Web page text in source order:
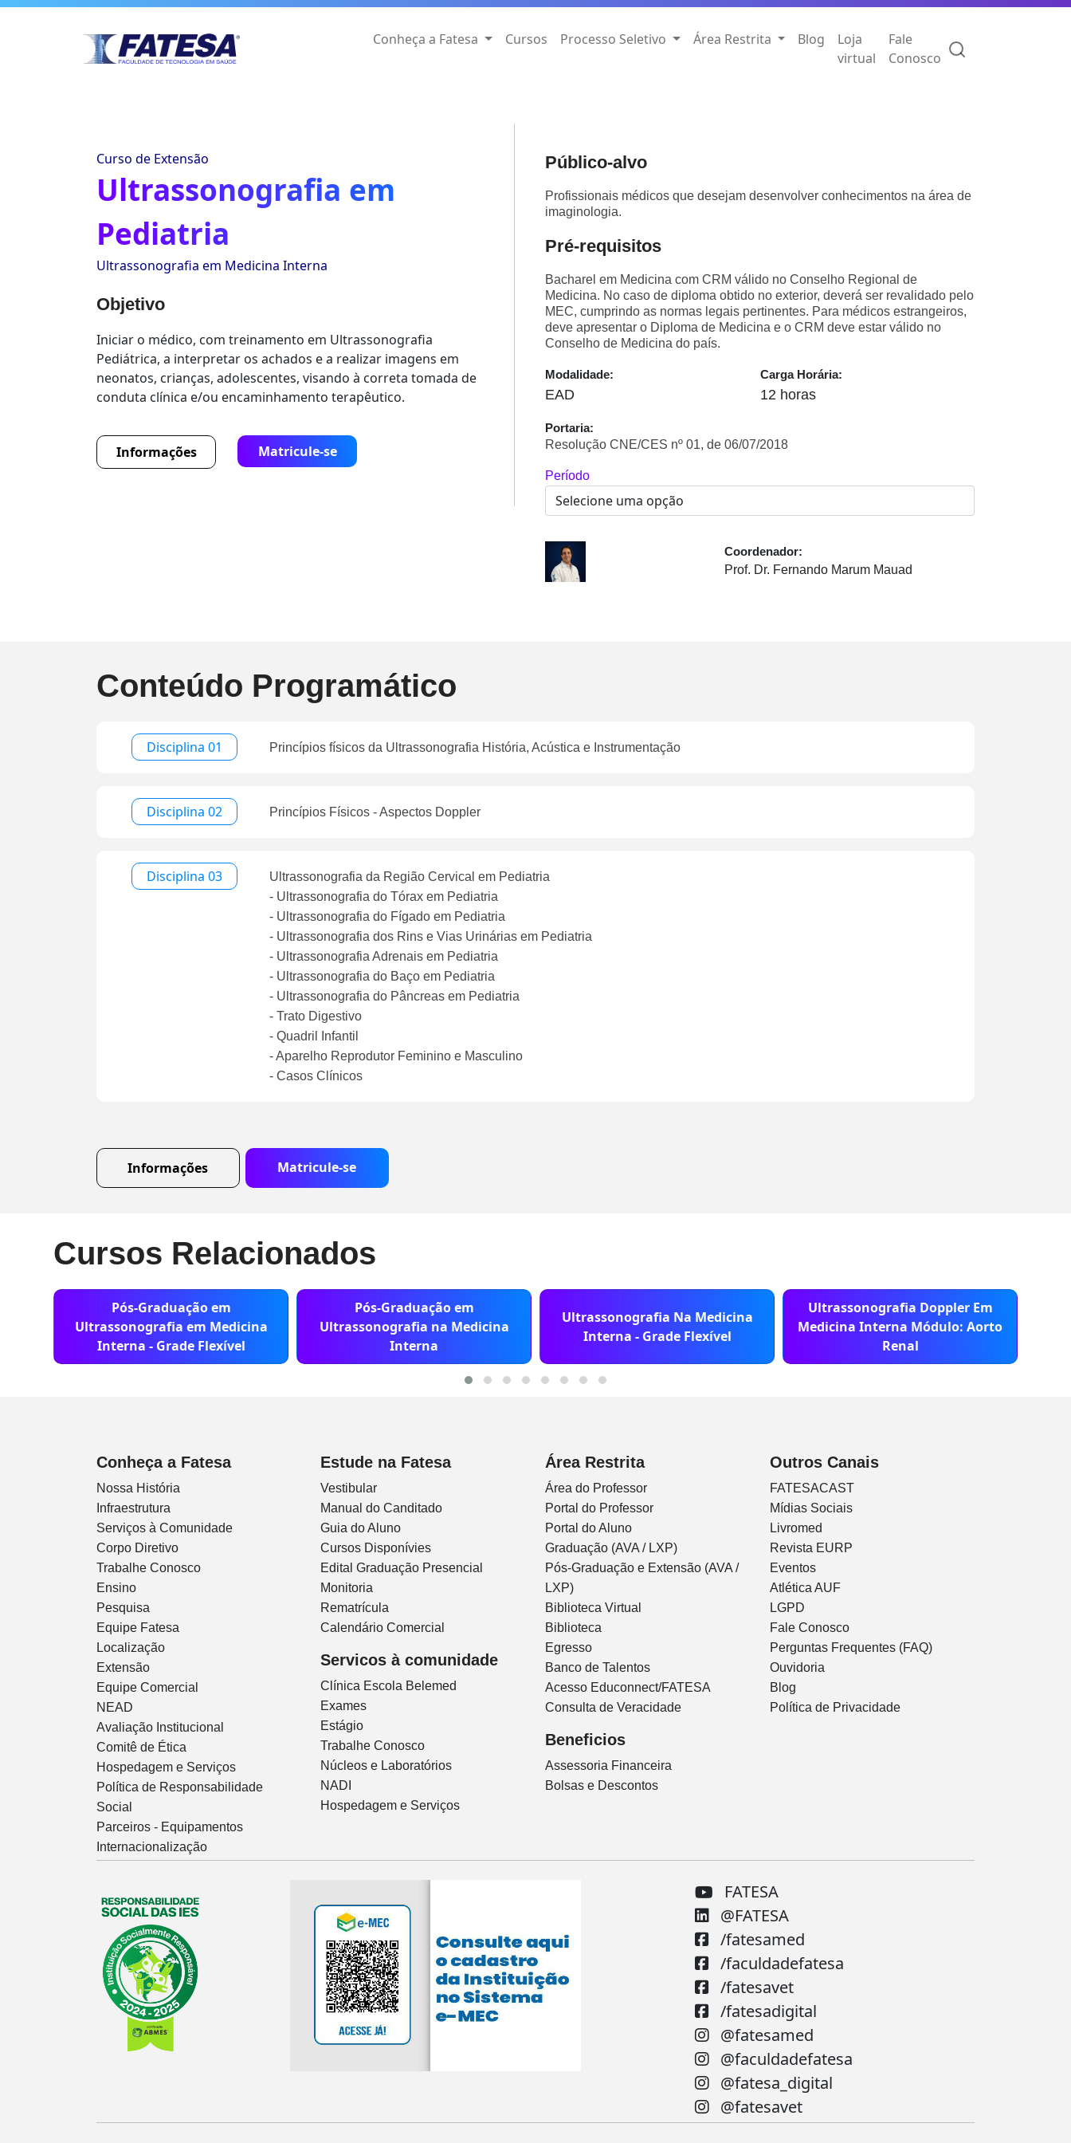
Conheça a Fatesa Cursos Processo Seletivo Área Restrita Blog
Loja
virtual
Fale
Conosco
Curso de Extensão
Ultrassonografia em
Pediatria
Ultrassonografia em Medicina Interna
Objetivo
Iniciar o médico, com treinamento em Ultrassonografia
Pediátrica, a interpretar os achados e a realizar imagens em
neonatos, crianças, adolescentes, visando à correta tomada de
conduta clínica e/ou encaminhamento terapêutico.
Informações Matricule-se
Público-alvo
Profissionais médicos que desejam desenvolver conhecimentos na área de
imaginologia.
Pré-requisitos
Bacharel em Medicina com CRM válido no Conselho Regional de
Medicina. No caso de diploma obtido no exterior, deverá ser revalidado pelo
MEC, cumprindo as normas legais pertinentes. Para médicos estrangeiros,
deve apresentar o Diploma de Medicina e o CRM deve estar válido no
Conselho de Medicina do país.
Modalidade:
EAD
Carga Horária:
12 horas
Portaria:
Resolução CNE/CES nº 01, de 06/07/2018
Período
Coordenador:
Prof. Dr. Fernando Marum Mauad
Conteúdo Programático
Disciplina 01 Princípios físicos da Ultrassonografia História, Acústica e Instrumentação
Disciplina 02 Princípios Físicos - Aspectos Doppler
Disciplina 03
Ultrassonografia da Região Cervical em Pediatria
- Ultrassonografia do Tórax em Pediatria
- Ultrassonografia do Fígado em Pediatria
- Ultrassonografia dos Rins e Vias Urinárias em Pediatria
- Ultrassonografia Adrenais em Pediatria
- Ultrassonografia do Baço em Pediatria
- Ultrassonografia do Pâncreas em Pediatria
- Trato Digestivo
- Quadril Infantil
- Aparelho Reprodutor Feminino e Masculino
- Casos Clínicos
Informações Matricule-se
Cursos Relacionados
Pós-Graduação em
Ultrassonografia em Medicina
Interna - Grade Flexível
Pós-Graduação em
Ultrassonografia na Medicina
Interna
Ultrassonografia Na Medicina
Interna - Grade Flexível
Ultrassonografia Doppler Em
Medicina Interna Módulo: Aorto
Renal
Conheça a Fatesa
Nossa História
Infraestrutura
Serviços à Comunidade
Corpo Diretivo
Trabalhe Conosco
Ensino
Pesquisa
Equipe Fatesa
Localização
Extensão
Equipe Comercial
NEAD
Avaliação Institucional
Comitê de Ética
Hospedagem e Serviços
Política de Responsabilidade
Social
Parceiros - Equipamentos
Internacionalização
Estude na Fatesa
Vestibular
Manual do Canditado
Guia do Aluno
Cursos Disponívies
Edital Graduação Presencial
Monitoria
Rematrícula
Calendário Comercial
Servicos à comunidade
Clínica Escola Belemed
Exames
Estágio
Trabalhe Conosco
Núcleos e Laboratórios
NADI
Hospedagem e Serviços
Área Restrita
Área do Professor
Portal do Professor
Portal do Aluno
Graduação (AVA / LXP)
Pós-Graduação e Extensão (AVA /
LXP)
Biblioteca Virtual
Biblioteca
Egresso
Banco de Talentos
Acesso Educonnect/FATESA
Consulta de Veracidade
Beneficios
Assessoria Financeira
Bolsas e Descontos
Outros Canais
FATESACAST
Mídias Sociais
Livromed
Revista EURP
Eventos
Atlética AUF
LGPD
Fale Conosco
Perguntas Frequentes (FAQ)
Ouvidoria
Blog
Política de Privacidade
FATESA
@FATESA
/fatesamed
/faculdadefatesa
/fatesavet
/fatesadigital
@fatesamed
@faculdadefatesa
@fatesa_digital
@fatesavet